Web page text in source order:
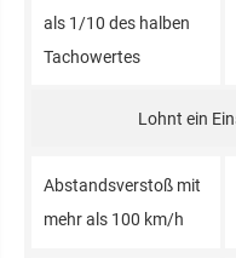
als 1/10 des halben
Tacho­wertes
Ab­stands­verstoß mit
mehr als 100 km/h